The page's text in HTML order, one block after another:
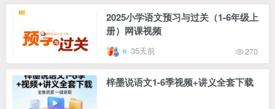
2025小学语文预习与过关（1-6年级上
册）网课视频
35天前 270
梓墨说语文1-6季视频+讲义全套下载